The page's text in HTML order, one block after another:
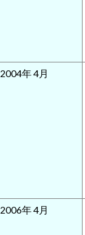
2004年 4月
2006年 4月